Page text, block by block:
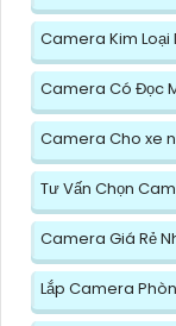
Camera Kim Loại
Camera Có Đọc
Camera Cho xe
Tư Vấn Chọn
Camera Giá Rẻ
Lắp Camera